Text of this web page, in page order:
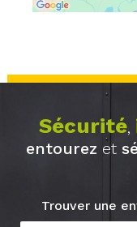
Sécurité,
entourez et
Trouver une